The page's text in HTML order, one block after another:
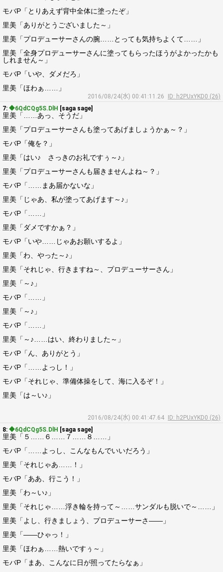
モバP「とりあえず背中全体に塗ったぞ」
里美「ありがとうございました～」
里美「プロデューサーさんの腕……とっても気持ちよくて……」
里美「全身プロデューサーさんに塗ってもらったほうがよかったかも
しれません～」
モバP「いや、ダメだろ」
里美「ほわぁ……」
2016/08/24(水) 00:41:11.26
ID: h2PUxYKD0 (26)
7: ◆6QdCQg5S.DlH [saga sage]
里美「……あっ、そうだ」
里美「プロデューサーさんも塗ってあげましょうかぁ～？」
モバP「俺を？」
里美「はい♪ さっきのお礼ですぅ～♪」
里美「プロデューサーさんも届きませんよね～？」
モバP「……まあ届かないな」
里美「じゃあ、私が塗ってあげます～♪」
モバP「……」
里美「ダメですかぁ？」
モバP「いや……じゃあお願いするよ」
里美「わ、やった～♪」
里美「それじゃ、行きますね～、プロデューサーさん」
里美「～♪」
モバP「……」
里美「～♪」
モバP「……」
里美「～♪……はい、終わりました～」
モバP「ん、ありがとう」
モバP「……よっし！」
モバP「それじゃ、準備体操をして、海に入るぞ！」
里美「は～い♪」
2016/08/24(水) 00:41:47.64
ID: h2PUxYKD0 (26)
8: ◆6QdCQg5S.DlH [saga sage]
里美「５……６……７……８……」
モバP「……よっし、こんなもんでいいだろう」
里美「それじゃあ……！」
モバP「ああ、行こう！」
里美「わ～い♪」
里美「それじゃ……浮き輪を持って～……サンダルも脱いで～……」
里美「よし、行きましょう、プロデューサーさ――」
里美「――ひゃっ！」
里美「ほわぁ……熱いですぅ～」
モバP「まあ、こんなに日が照ってたらなぁ」